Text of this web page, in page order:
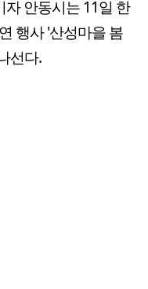
안동시는 11일 한
행사 '산성마을 봄
선다.